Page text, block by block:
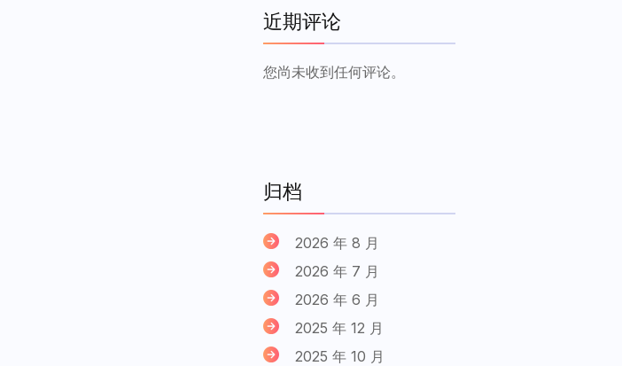
近期评论
您尚未收到任何评论。
归档
2026 年 8 月
2026 年 7 月
2026 年 6 月
2025 年 12 月
2025 年 10 月